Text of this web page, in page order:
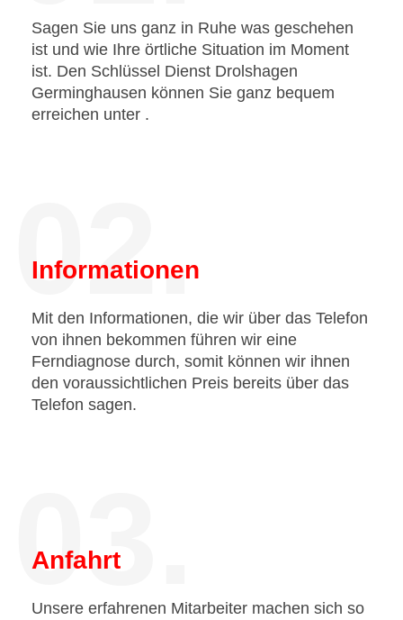
Sagen Sie uns ganz in Ruhe was geschehen
ist und wie Ihre örtliche Situation im Moment
ist. Den Schlüssel Dienst Drolshagen
Germinghausen können Sie ganz bequem
erreichen unter .
02.
Informationen
Mit den Informationen, die wir über das Telefon
von ihnen bekommen führen wir eine
Ferndiagnose durch, somit können wir ihnen
den voraussichtlichen Preis bereits über das
Telefon sagen.
03.
Anfahrt
Unsere erfahrenen Mitarbeiter machen sich so